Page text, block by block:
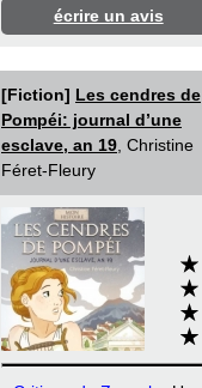
écrire un avis
[Fiction] Les cendres de
Pompéi: journal d’une
esclave, an 19 , Christine
Féret-Fleury